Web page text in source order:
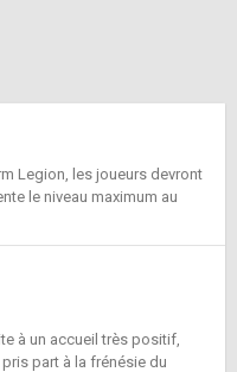
Legion, les joueurs devront
le niveau maximum au
à un accueil très positif,
part à la frénésie du